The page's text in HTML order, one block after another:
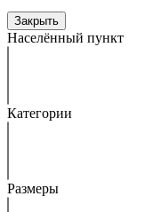
Закрыть
Населённый пункт
Категории
Размеры